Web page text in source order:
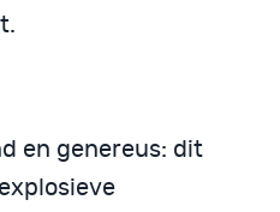
en genereus: dit